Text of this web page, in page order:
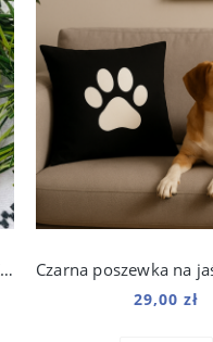
Brelok do kluczy pleciony Pies Kundelek z nadrukiem Art
29,00 zł